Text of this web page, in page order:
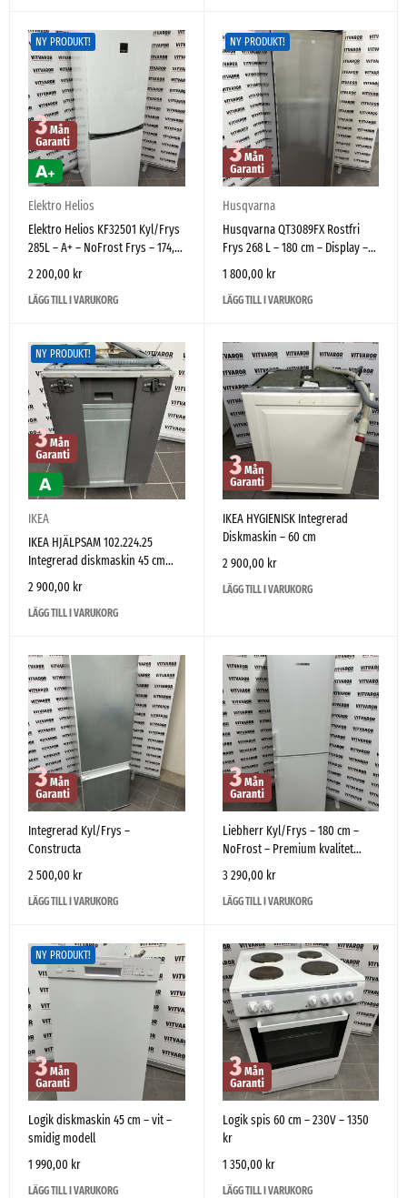
NY PRODUKT!
Elektro Helios
Elektro Helios KF32501 Kyl/Frys
285L – A+ – NoFrost Frys – 174,5
cm – Vit – Högerhängd
2 200,00 kr
LÄGG TILL I VARUKORG
NY PRODUKT!
Husqvarna
Husqvarna QT3089FX Rostfri
Frys 268 L – 180 cm – Display –
NoFrost
1 800,00 kr
LÄGG TILL I VARUKORG
NY PRODUKT!
IKEA
IKEA HJÄLPSAM 102.224.25
Integrerad diskmaskin 45 cm
(tillverkad av Electrolux)
2 900,00 kr
LÄGG TILL I VARUKORG
IKEA HYGIENISK Integrerad
Diskmaskin – 60 cm
2 900,00 kr
LÄGG TILL I VARUKORG
Integrerad Kyl/Frys –
Constructa
2 500,00 kr
LÄGG TILL I VARUKORG
Liebherr Kyl/Frys – 180 cm –
NoFrost – Premium kvalitet
begagnad
3 290,00 kr
LÄGG TILL I VARUKORG
NY PRODUKT!
Logik diskmaskin 45 cm – vit –
smidig modell
1 990,00 kr
LÄGG TILL I VARUKORG
Logik spis 60 cm – 230V – 1350
kr
1 350,00 kr
LÄGG TILL I VARUKORG